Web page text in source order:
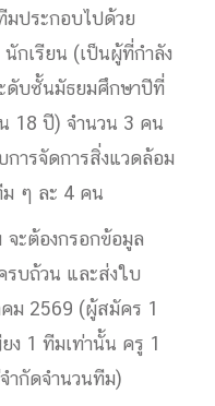
ประกอบไปด้วย
กเรียน (เป็นผู้ที่กำลัง
ดับชั้นมัธยมศึกษาปีที่
18 ปี) จำนวน 3 คน
ารจัดการสิ่งแวดล้อม
ๆ ละ 4 คน
จะต้องกรอกข้อมูล
บถ้วน และส่งใบ
ม 2569 (ผู้สมัคร 1
ง 1 ทีมเท่านั้น ครู 1
ำกัดจำนวนทีม)